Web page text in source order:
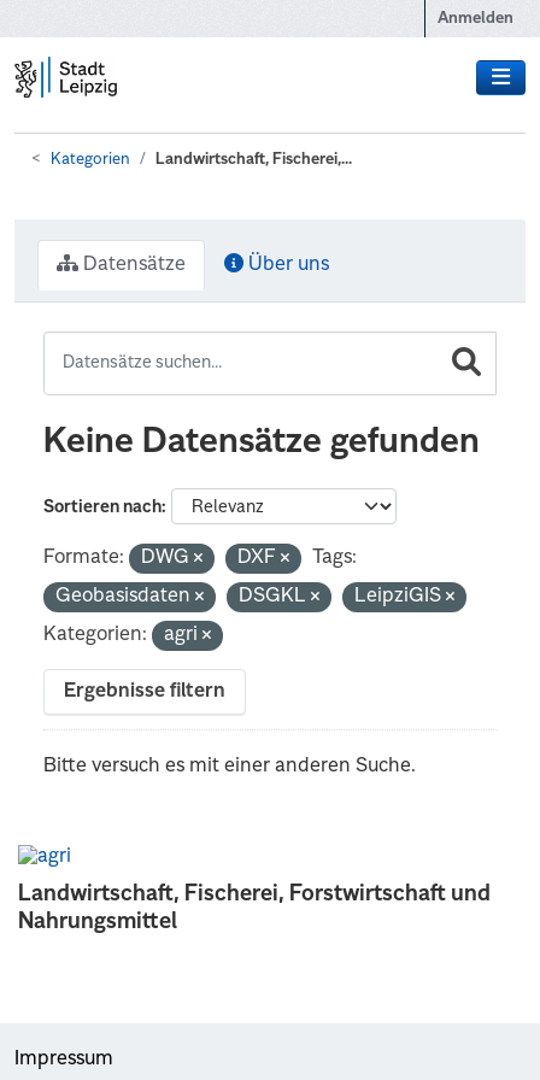
Anmelden
Kategorien Landwirtschaft, Fischerei,...
Landwirtschaft, Fischerei, Forstwirtschaft und
Nahrungsmittel
Datensätze Über uns
Keine Datensätze gefunden
Sortieren nach
Formate: DWG DXF
Tags:
Geobasisdaten
DSGKL
LeipziGIS
Kategorien:
agri
Ergebnisse filtern
Bitte versuch es mit einer anderen Suche.
Impressum